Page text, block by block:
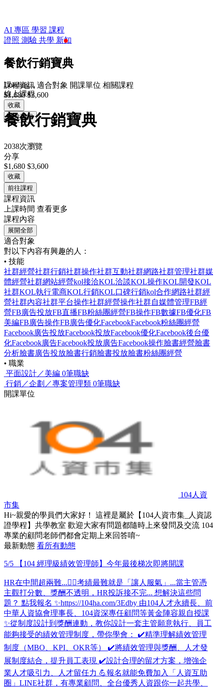
AI 專區 學習 課程
證照 測驗 共學 新知
餐飲行銷寶典
課程資訊 適合對象 開課單位 相關課程
$1,680 $3,600
收藏
前往課程
Loading...
線上課程
餐飲行銷寶典
2038次瀏覽
分享
$1,680 $3,600
收藏
前往課程
課程資訊
上課時間 查看更多
課程內容
展開全部
適合對象
對以下內容有興趣的人：
• 技能
社群經營社群行銷社群操作社群互動社群網路社群管理社群媒
體經營社群網站經營kol接洽KOL洽談KOL操作KOL開發KOL
社群KOL執行電商KOL行銷KOL口碑行銷kol合作網路社群經
營社群內容社群平台操作社群經營操作社群自媒體管理FB經
營FB廣告投放FB直播FB粉絲團經營FB操作FB數據FB優化FB
美編FB廣告操作FB廣告優化FacebookFacebook粉絲團經營
Facebook廣告投放Facebook投放Facebook優化Facebook後台優
化Facebook廣告Facebook投放廣告Facebook操作臉書經營臉書
分析臉書廣告投放臉書行銷臉書投放臉書粉絲團經營
• 職業
平面設計／美編 0筆職缺
行銷／企劃／專案管理類 0筆職缺
開課單位
104人資
市集
Hi~親愛的學員們大家好！ 這裡是屬於【104人資市集_人資認
證學程】共學教室 歡迎大家有問題都隨時上來發問及交流 104
專業的顧問老師們都會定期上來回答唷~
最新動態 看所有動態
5/5 【104 經理級績效管理師】今年最後梯次即將開課
HR在中間超兩難...😵‍💫考績最難就是「讓人服氣」...當主管憑
主觀打分數、獎酬不透明，HR投訴接不完... 想解決這些問
題？ 點我報名 ✨https://104ha.com/3Edby 由104人才永續長、前
中華人資協會理事長、104資深專任顧問等黃金陣容親自授課
✨從制度設計到獎酬連動，教你設計一套主管願意執行、員工
能夠接受的績效管理制度，帶你學會： ✔️精準理解績效管理
制度（MBO、KPI、OKR等） ✔️將績效管理與獎酬、人才發
展制度結合，提升員工表現 ✔️設計合理的留才方案，增強企
業人才吸引力、人才留任力 💪報名就能免費加入「人資互助
圈」LINE社群，有專業顧問、全台優秀人資跟你一起共學、